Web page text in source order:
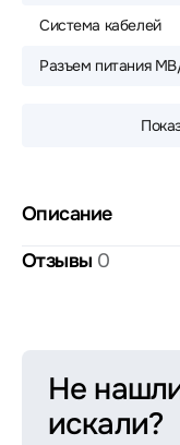
Система кабелей
Разъем питания
Описание
Отзывы 0
Не
искали?